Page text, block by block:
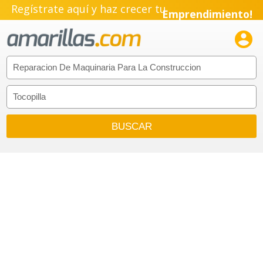
Regístrate aquí y haz crecer tuEmprendimiento!
